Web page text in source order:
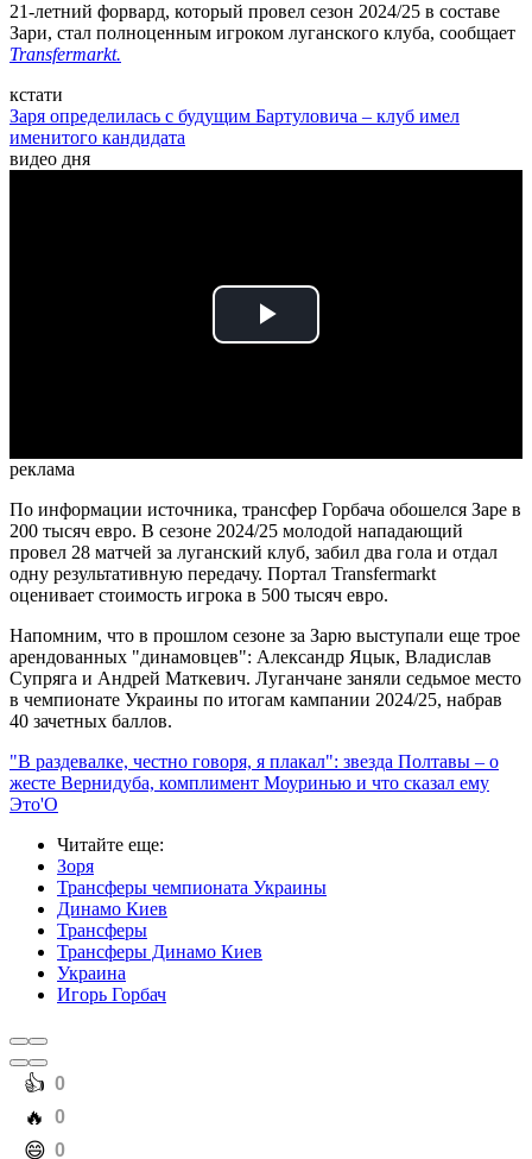
21-летний форвард, который провел сезон 2024/25 в составе
Зари, стал полноценным игроком луганского клуба, сообщает
Transfermarkt.
кстати
Заря определилась с будущим Бартуловича – клуб имел
именитого кандидата
видео дня
Play
реклама
По информации источника, трансфер Горбача обошелся Заре в
200 тысяч евро. В сезоне 2024/25 молодой нападающий
провел 28 матчей за луганский клуб, забил два гола и отдал
одну результативную передачу. Портал Transfermarkt
оценивает стоимость игрока в 500 тысяч евро.
Напомним, что в прошлом сезоне за Зарю выступали еще трое
арендованных "динамовцев": Александр Яцык, Владислав
Супряга и Андрей Маткевич. Луганчане заняли седьмое место
в чемпионате Украины по итогам кампании 2024/25, набрав
40 зачетных баллов.
"В раздевалке, честно говоря, я плакал": звезда Полтавы – о
жесте Вернидуба, комплимент Моуринью и что сказал ему
Это'О
Читайте еще:
Зоря
Трансферы чемпионата Украины
Динамо Киев
Трансферы
Трансферы Динамо Киев
Украина
Игорь Горбач
️👍 0
️🔥 0
️😄 0